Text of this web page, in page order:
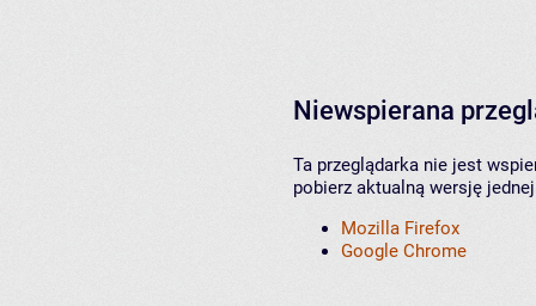
Niewspierana
Ta przeglądarka nie jest
pobierz aktualną wersję
Mozilla Firefox
Google Chrome